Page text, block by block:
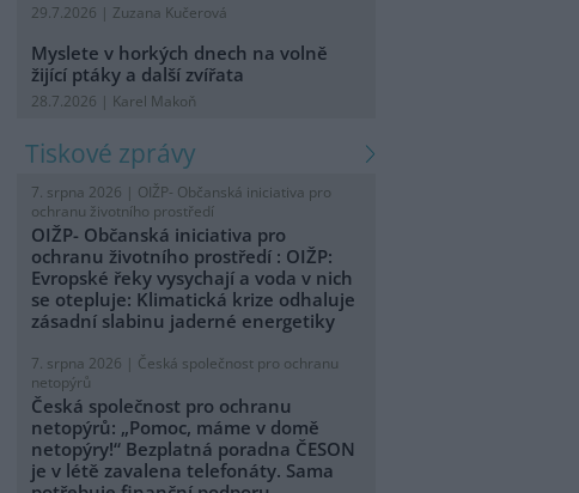
29.7.2026 | Zuzana Kučerová
Myslete v horkých dnech na volně
žijící ptáky a další zvířata
28.7.2026 | Karel Makoň
tiskové zprávy
7. srpna 2026 | OIŽP- Občanská iniciativa pro
ochranu životního prostředí
OIŽP- Občanská iniciativa pro
ochranu životního prostředí : OIŽP:
Evropské řeky vysychají a voda v nich
se otepluje: Klimatická krize odhaluje
zásadní slabinu jaderné energetiky
7. srpna 2026 | Česká společnost pro ochranu
netopýrů
Česká společnost pro ochranu
netopýrů: „Pomoc, máme v domě
netopýry!“ Bezplatná poradna ČESON
je v létě zavalena telefonáty. Sama